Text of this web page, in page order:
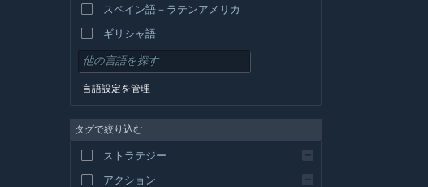
スペイン語－ラテンアメリカ
ギリシャ語
言語設定を管理
タグで絞り込む
ストラテジー
アクション